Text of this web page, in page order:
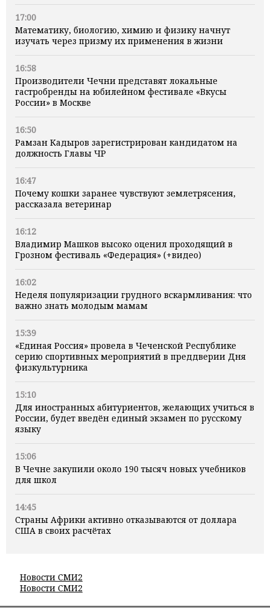
17:00
Математику, биологию, химию и физику начнут
изучать через призму их применения в жизни
16:58
Производители Чечни представят локальные
гастробренды на юбилейном фестивале «Вкусы
России» в Москве
16:50
Рамзан Кадыров зарегистрирован кандидатом на
должность Главы ЧР
16:47
Почему кошки заранее чувствуют землетрясения,
рассказала ветеринар
16:12
Владимир Машков высоко оценил проходящий в
Грозном фестиваль «Федерация» (+видео)
16:02
Неделя популяризации грудного вскармливания: что
важно знать молодым мамам
15:39
«Единая Россия» провела в Чеченской Республике
серию спортивных мероприятий в преддверии Дня
физкультурника
15:10
Для иностранных абитуриентов, желающих учиться в
России, будет введён единый экзамен по русскому
языку
15:06
В Чечне закупили около 190 тысяч новых учебников
для школ
14:45
Страны Африки активно отказываются от доллара
США в своих расчётах
Новости СМИ2
Новости СМИ2